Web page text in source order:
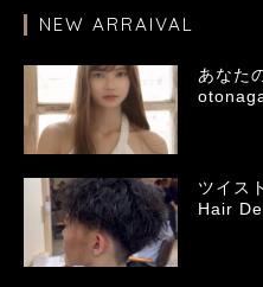
NEW ARRAIVAL
あなた
ツイス
Hair